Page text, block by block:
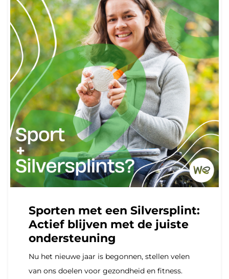
Sporten met een Silversplint:
Actief blijven met de juiste
ondersteuning
Nu het nieuwe jaar is begonnen, stellen velen
van ons doelen voor gezondheid en fitness.